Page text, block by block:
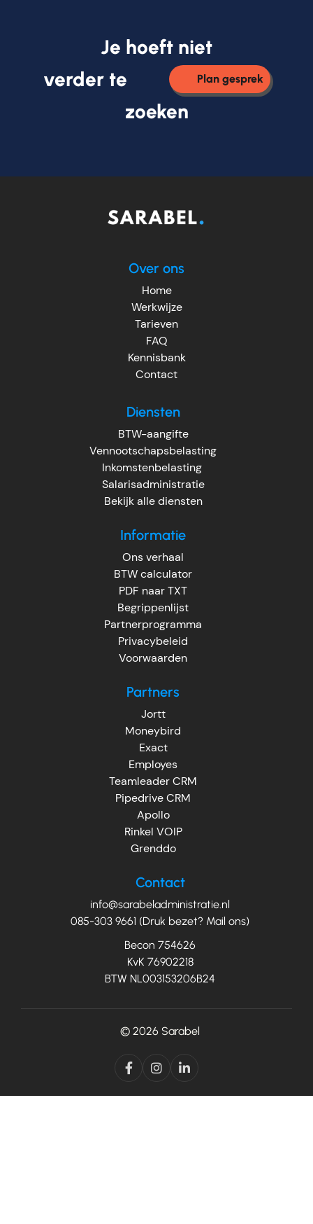
Je hoeft niet
verder te
Plan gesprek
zoeken
Over ons
Home
Werkwijze
Tarieven
FAQ
Kennisbank
Contact
Diensten
BTW-aangifte
Vennootschapsbelasting
Inkomstenbelasting
Salarisadministratie
Bekijk alle diensten
Informatie
Ons verhaal
BTW calculator
PDF naar TXT
Begrippenlijst
Partnerprogramma
Privacybeleid
Voorwaarden
Partners
Jortt
Moneybird
Exact
Employes
Teamleader CRM
Pipedrive CRM
Apollo
Rinkel VOIP
Grenddo
Contact
info@sarabeladministratie.nl
085-303 9661 (Druk bezet? Mail ons)
Becon 754626
KvK 76902218
BTW NL003153206B24
© 2026 Sarabel
  